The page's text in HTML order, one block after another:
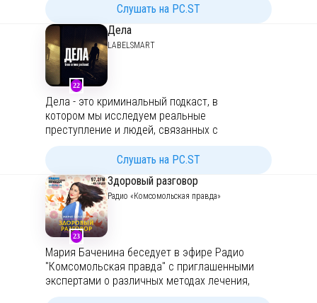
бизнеса, ведущие, которые многие годы
рассказывают всей стране о рок-н-ролле.
Александр Анатольевич и Александр Нуждин
встретились на радио «Комсомольская
правда», чтобы делать dream-team-программу
«Настоящий хит-парад». Каждый выпуск — это
бесшабашные диалоги о музыке и жизни,
калейдоскоп из шуток и гитарных риффов,
остросюжетные воспоминания и самые
точные инсайды, что ждёт песенную
Проголосовать за новые песни
Слушать на PC.ST
22
Дела
LABELSMART
Дела - это криминальный подкаст, в
котором мы исследуем реальные
преступление и людей, связанных с
Слушать на PC.ST
23
Здоровый разговор
Радио «Комсомольская правда»
Мария Баченина беседует в эфире Радио
"Комсомольская правда" с приглашенными
экспертами о различных методах лечения,